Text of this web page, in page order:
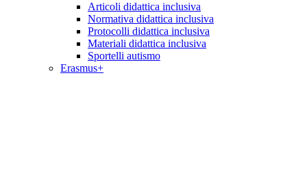
Articoli didattica inclusiva
Normativa didattica inclusiva
Protocolli didattica inclusiva
Materiali didattica inclusiva
Sportelli autismo
Erasmus+